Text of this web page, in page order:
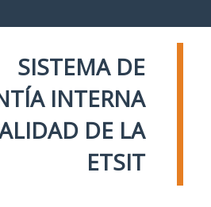
SISTEMA DE
INTERNA
DE LA
ETSIT